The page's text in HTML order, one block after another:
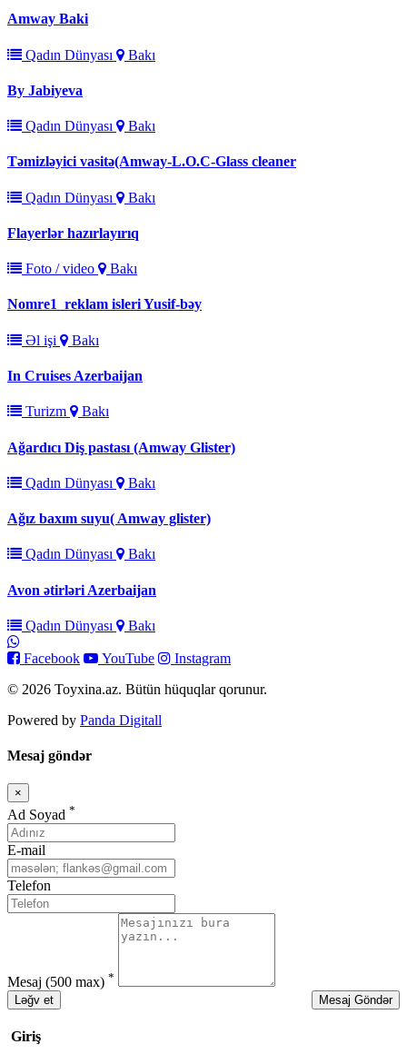
Amway Baki
Qadın Dünyası Bakı
By Jabiyeva
Qadın Dünyası Bakı
Təmizləyici vasitə(Amway-L.O.C-Glass cleaner
Qadın Dünyası Bakı
Flayerlər hazırlayırıq
Foto / video Bakı
Nomre1_reklam isleri Yusif-bəy
Əl işi Bakı
In Cruises Azerbaijan
Turizm Bakı
Ağardıcı Diş pastası (Amway Glister)
Qadın Dünyası Bakı
Ağız baxım suyu( Amway glister)
Qadın Dünyası Bakı
Avon ətirləri Azerbaijan
Qadın Dünyası Bakı
Facebook YouTube
Instagram
© 2026 Toyxina.az. Bütün hüquqlar qorunur.
Powered by Panda Digitall
Mesaj göndər
×
Bağla
Ad Soyad *
E-mail
Telefon
Mesaj (500 max) *
Ləğv et
Mesaj Göndər
Giriş